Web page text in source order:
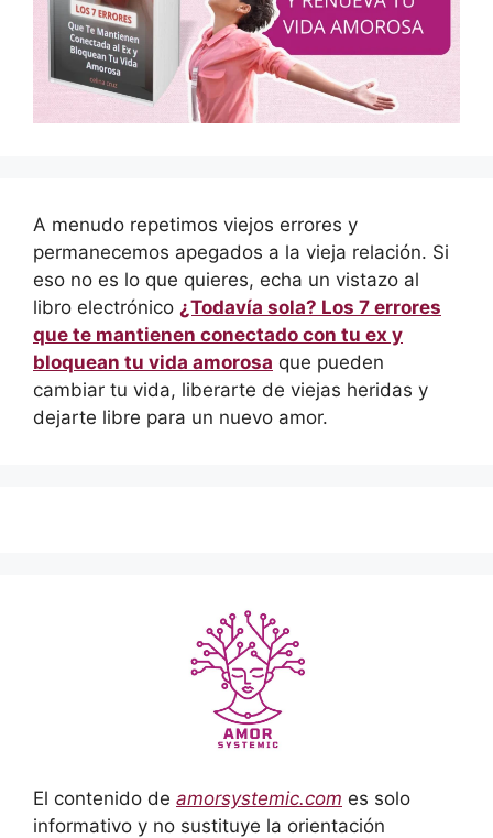
A menudo repetimos viejos errores y
permanecemos apegados a la vieja relación. Si
eso no es lo que quieres, echa un vistazo al
libro electrónico ¿Todavía sola? Los 7 errores
que te mantienen conectado con tu ex y
bloquean tu vida amorosa que pueden
cambiar tu vida, liberarte de viejas heridas y
dejarte libre para un nuevo amor.
El contenido de amorsystemic.com es solo
informativo y no sustituye la orientación